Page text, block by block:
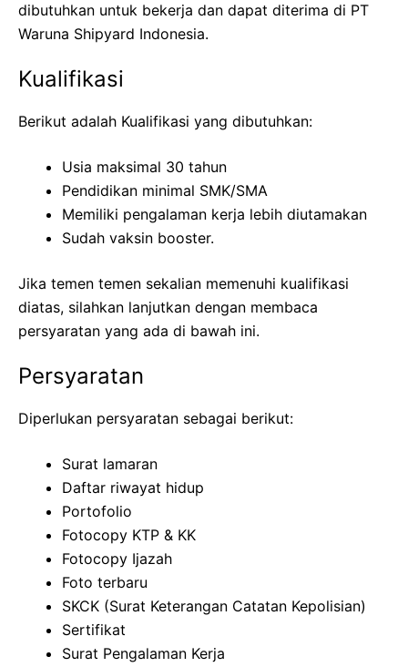
dibutuhkan untuk bekerja dan dapat diterima di PT
Waruna Shipyard Indonesia.
Kualifikasi
Berikut adalah Kualifikasi yang dibutuhkan:
Usia maksimal 30 tahun
Pendidikan minimal SMK/SMA
Memiliki pengalaman kerja lebih diutamakan
Sudah vaksin booster.
Jika temen temen sekalian memenuhi kualifikasi
diatas, silahkan lanjutkan dengan membaca
persyaratan yang ada di bawah ini.
Persyaratan
Diperlukan persyaratan sebagai berikut:
Surat lamaran
Daftar riwayat hidup
Portofolio
Fotocopy KTP & KK
Fotocopy Ijazah
Foto terbaru
SKCK (Surat Keterangan Catatan Kepolisian)
Sertifikat
Surat Pengalaman Kerja